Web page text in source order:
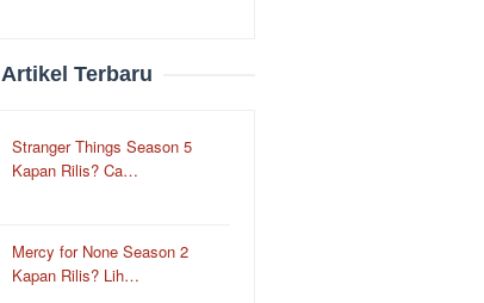
Artikel Terbaru
Stranger Things Season 5
Kapan Rilis? Ca…
Mercy for None Season 2
Kapan Rilis? Lih…